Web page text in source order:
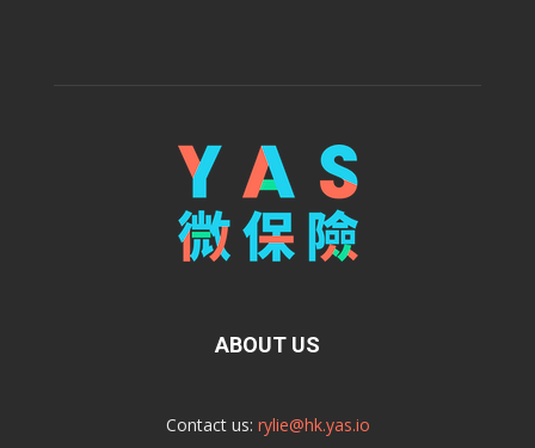
ABOUT US
Contact us: rylie@hk.yas.io